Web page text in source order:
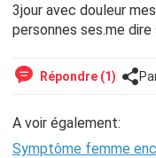
3jour avec douleur
personnes ses.me
Répondre (1)
A voir également:
Symptôme femme